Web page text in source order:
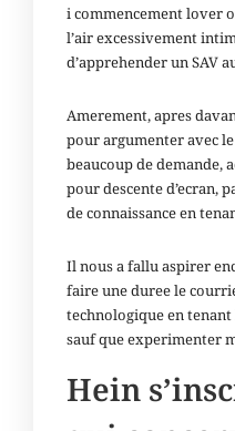
i commencement lover
l’air excessivement
d’apprehender un SAV
Amerement, apres
pour argumenter avec le
beaucoup de demande,
pour descente d’ecran,
de connaissance en
Il nous a fallu aspirer
faire une duree le
technologique en
sauf que experimenter
Hein